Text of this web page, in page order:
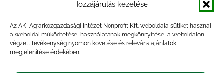
Hozzájárulás kezelése
Az AKI Agrárközgazdasági Intézet Nonprofit Kft. weboldala sütiket használ
a weboldal működtetése, használatának megkönnyítése, a weboldalon
végzett tevékenység nyomon követése és releváns ajánlatok
megjelenítése érdekében.
nemzetközi árinformációk
paradicsom piac piaci jelentés
pulyka pulykahús sertés sertéshús
szarvasmarha termelés
termelői